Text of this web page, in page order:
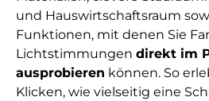
und Hauswirtschaftsraum
Funktionen, mit denen Sie
Lichtstimmungen direkt im
ausprobieren können. So
Klicken, wie vielseitig eine